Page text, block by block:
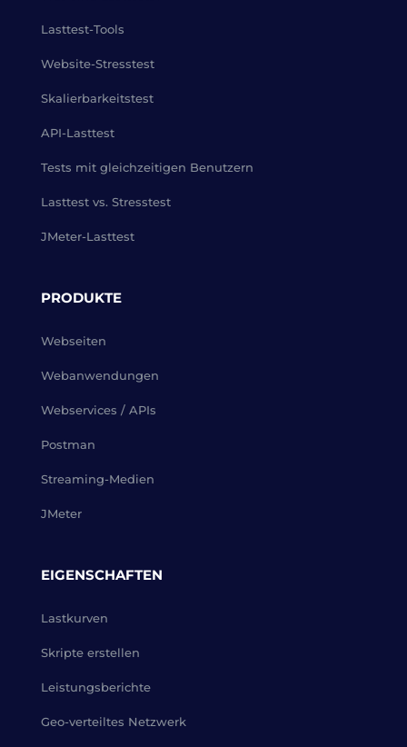
Lasttest-Tools
Website-Stresstest
Skalierbarkeitstest
API-Lasttest
Tests mit gleichzeitigen Benutzern
Lasttest vs. Stresstest
JMeter-Lasttest
PRODUKTE
Webseiten
Webanwendungen
Webservices / APIs
Postman
Streaming-Medien
JMeter
EIGENSCHAFTEN
Lastkurven
Skripte erstellen
Leistungsberichte
Geo-verteiltes Netzwerk